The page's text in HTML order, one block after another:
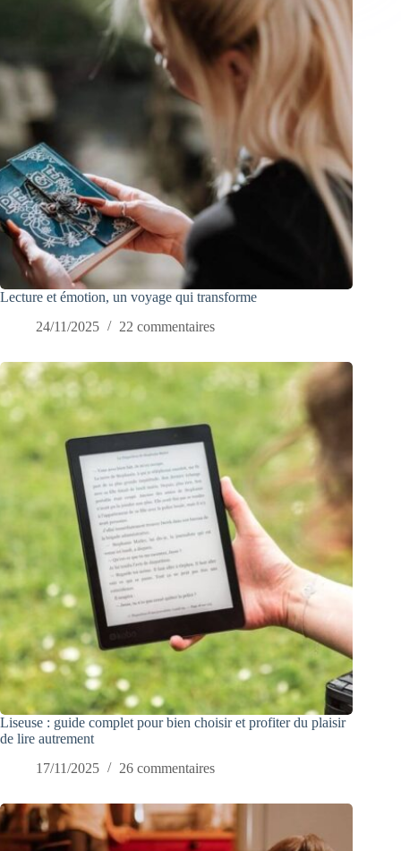
Lecture et émotion, un voyage qui transforme
24/11/2025
22 commentaires
Liseuse : guide complet pour bien choisir et profiter du plaisir
de lire autrement
17/11/2025
26 commentaires